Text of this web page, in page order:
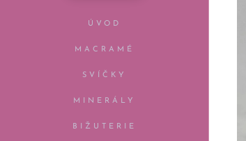
ÚVOD
MACRAMÉ
SVÍČKY
MINERÁLY
BIŽUTERIE